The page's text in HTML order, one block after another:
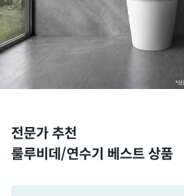
전문가 추천
룰루비데/연수기 베스트 상품